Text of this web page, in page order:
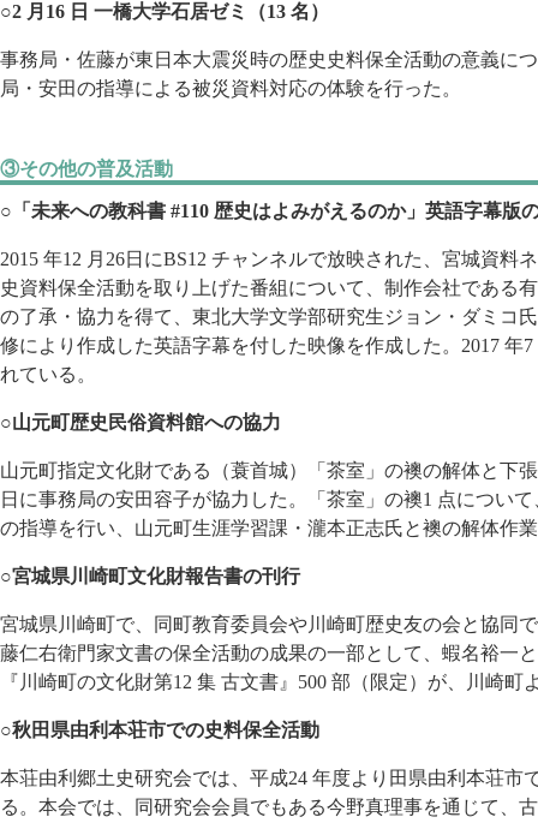
○2 月16 日 一橋大学石居ゼミ（13 名）
事務局・佐藤が東日本大震災時の歴史史料保全活動の意義に
局・安田の指導による被災資料対応の体験を行った。
③その他の普及活動
○「未来への教科書 #110 歴史はよみがえるのか」英語字幕版
2015 年12 月26日にBS12 チャンネルで放映された、宮城資料
史資料保全活動を取り上げた番組について、制作会社である
の了承・協力を得て、東北大学文学部研究生ジョン・ダミコ
修により作成した英語字幕を付した映像を作成した。2017 年
れている。
○山元町歴史民俗資料館への協力
山元町指定文化財である（蓑首城）「茶室」の襖の解体と下
日に事務局の安田容子が協力した。「茶室」の襖1 点につい
の指導を行い、山元町生涯学習課・瀧本正志氏と襖の解体作
○宮城県川崎町文化財報告書の刊行
宮城県川崎町で、同町教育委員会や川崎町歴史友の会と協同
藤仁右衛門家文書の保全活動の成果の一部として、蝦名裕一
『川崎町の文化財第12 集 古文書』500 部（限定）が、川崎町
○秋田県由利本荘市での史料保全活動
本荘由利郷土史研究会では、平成24 年度より田県由利本荘市
る。本会では、同研究会会員でもある今野真理事を通じて、